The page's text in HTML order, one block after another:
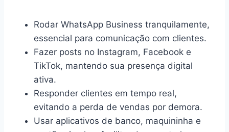
Rodar WhatsApp Business tranquilamente,
essencial para comunicação com clientes.
Fazer posts no Instagram, Facebook e
TikTok, mantendo sua presença digital
ativa.
Responder clientes em tempo real,
evitando a perda de vendas por demora.
Usar aplicativos de banco, maquininha e